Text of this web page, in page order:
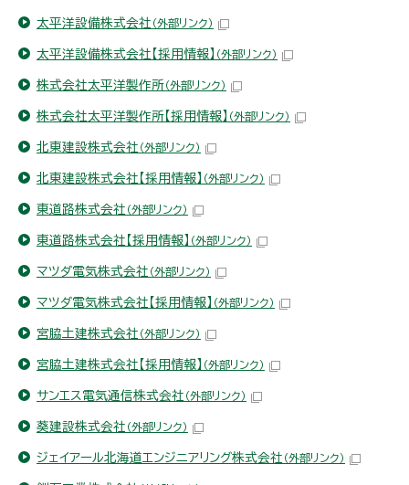
太平洋設備株式会社 （外部リンク）
太平洋設備株式会社【採用情報】 （外部リンク）
株式会社太平洋製作所（外部リンク）
株式会社太平洋製作所【採用情報】 （外部リンク）
北東建設株式会社 （外部リンク）
北東建設株式会社【採用情報】 （外部リンク）
東道路株式会社 （外部リンク）
東道路株式会社【採用情報】 （外部リンク）
マツダ電気株式会社 （外部リンク）
マツダ電気株式会社【採用情報】 （外部リンク）
宮脇土建株式会社 （外部リンク）
宮脇土建株式会社【採用情報】 （外部リンク）
サンエス電気通信株式会社 （外部リンク）
葵建設株式会社 （外部リンク）
ジェイアール北海道エンジニアリング株式会社 （外部リンク）